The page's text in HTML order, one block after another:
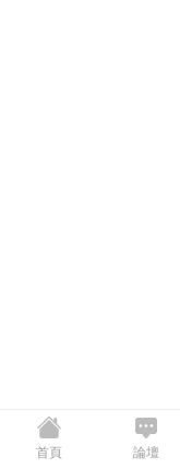
首頁 論壇